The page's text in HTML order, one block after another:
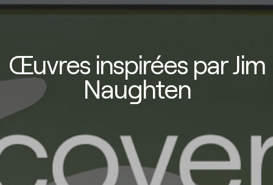
Œuvres inspirées par Jim
Naughten